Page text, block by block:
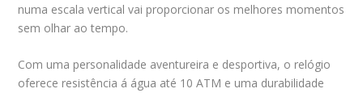
numa escala vertical vai proporcionar os melhores momentos
sem olhar ao tempo.
Com uma personalidade aventureira e desportiva, o relógio
oferece resistência á água até 10 ATM e uma durabilidade